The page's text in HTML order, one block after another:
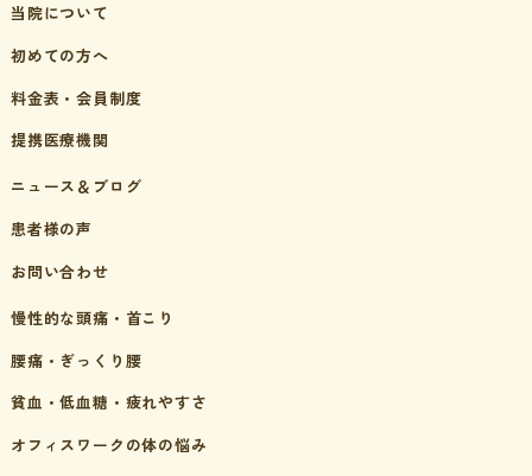
当院について
初めての方へ
料金表・会員制度
提携医療機関
ニュース＆ブログ
患者様の声
お問い合わせ
慢性的な頭痛・首こり
腰痛・ぎっくり腰
貧血・低血糖・疲れやすさ
オフィスワークの体の悩み